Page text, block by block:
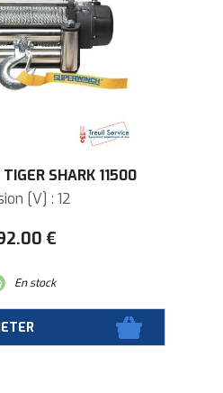
SHARK 11500
[V] : 12
.00 €
En stock